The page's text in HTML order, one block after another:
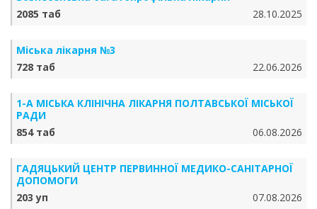
2085 таб
28.10.2025
Міська лікарня №3
728 таб
22.06.2026
1-А МІСЬКА КЛІНІЧНА ЛІКАРНЯ ПОЛТАВСЬКОЇ МІСЬКОЇ
РАДИ
854 таб
06.08.2026
ГАДЯЦЬКИЙ ЦЕНТР ПЕРВИННОЇ МЕДИКО-САНІТАРНОЇ
ДОПОМОГИ
203 уп
07.08.2026